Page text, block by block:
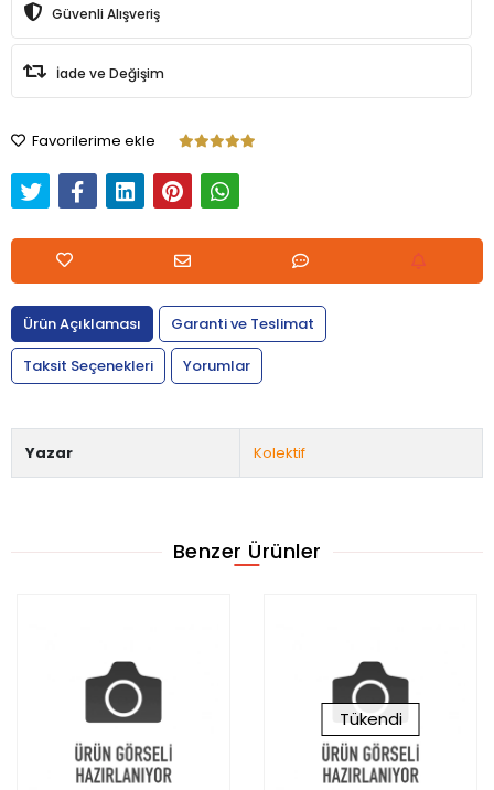
Güvenli Alışveriş
İade ve Değişim
Favorilerime ekle
Ürün Açıklaması
Garanti ve Teslimat
Taksit Seçenekleri
Yorumlar
Yazar Kolektif
Benzer Ürünler
Tükendi